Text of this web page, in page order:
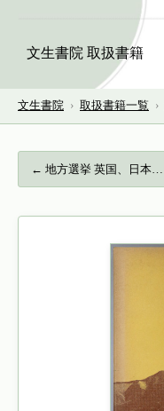
文生書院 取扱書籍
文生書院 › 取扱書籍一覧 ›
← 地方選挙 英国、日本、ヨーロッパ（神戸学…